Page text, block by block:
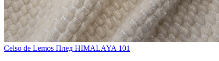
Celso de Lemos Плед HIMALAYA 101